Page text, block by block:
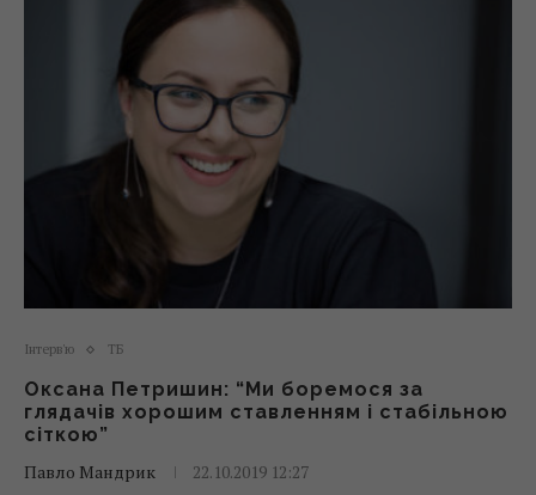
Інтерв'ю ТБ
Оксана Петришин: “Ми боремося за
глядачів хорошим ставленням і стабільною
сіткою”
Павло Мандрик
22.10.2019 12:27